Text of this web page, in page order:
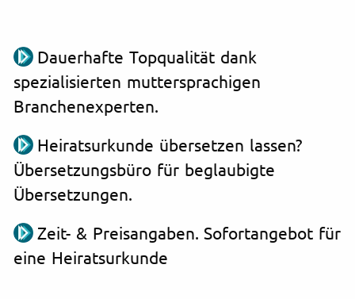
Dauerhafte Topqualität dank
spezialisierten muttersprachigen
Branchenexperten.
Heiratsurkunde übersetzen lassen?
Übersetzungsbüro für beglaubigte
Übersetzungen.
Zeit- & Preisangaben. Sofortangebot für
eine Heiratsurkunde